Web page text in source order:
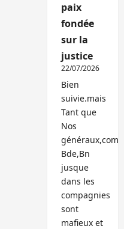
paix
fondée
sur la
justice
22/07/2026
Bien
suivie.mais
Tant que
Nos
généraux,com
Bde,Bn
jusque
dans les
compagnies
sont
mafieux et